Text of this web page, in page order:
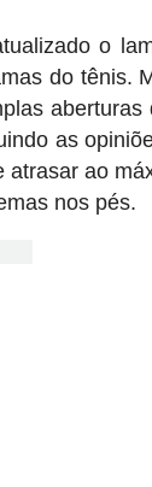
o
do tênis.
aberturas
as
ao
nos pés.